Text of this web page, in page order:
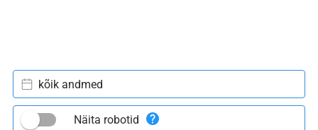
kõik andmed
Näita robotid